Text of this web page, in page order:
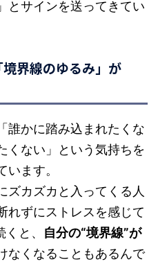
とサインを送ってきてい
界線のゆるみ」が
誰かに踏み込まれたくな
くない」という気持ちを
ます。
ズカズカと入ってくる人
れずにストレスを感じて
と、 自分の“境界線”が
なくなることもあるんで